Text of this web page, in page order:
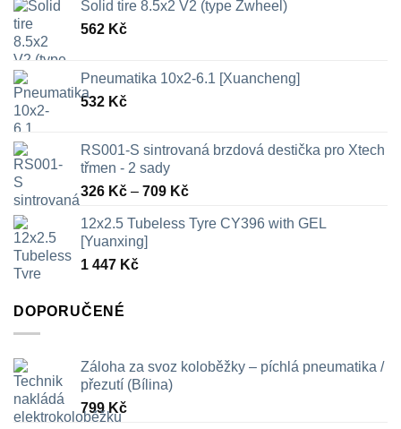
Solid tire 8.5x2 V2 (type Zwheel)
562 Kč
Pneumatika 10x2-6.1 [Xuancheng]
532 Kč
RS001-S sintrovaná brzdová destička pro Xtech
třmen - 2 sady
326 Kč – 709 KčRozpětí
326 Kč
12x2.5 Tubeless Tyre CY396 with GEL
[Yuanxing]
1 447 Kč
DOPORUČENÉ
Záloha za svoz koloběžky – píchlá pneumatika /
přezutí (Bílina)
799Kč